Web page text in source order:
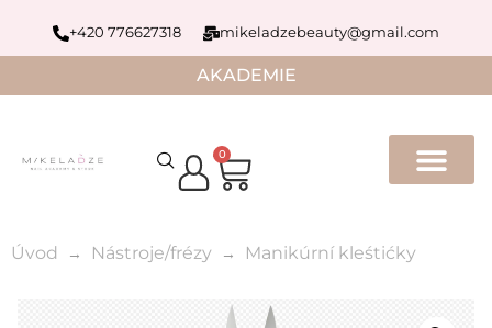
+420 776627318 mikeladzebeauty@gmail.com
AKADEMIE
0
Úvod Nástroje/frézy Manikúrní kleśtićky